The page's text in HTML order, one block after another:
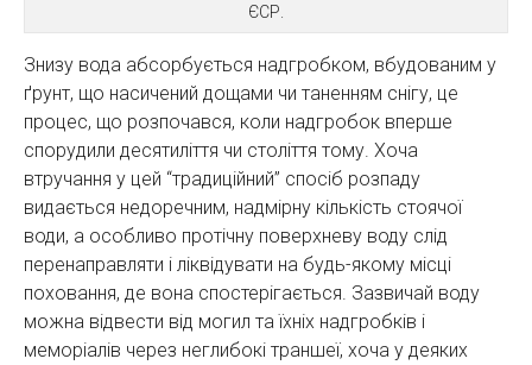
ЄСР.
Знизу вода абсорбується надгробком, вбудованим у
ґрунт, що насичений дощами чи таненням снігу, це
процес, що розпочався, коли надгробок вперше
спорудили десятиліття чи століття тому. Хоча
втручання у цей “традиційний” спосіб розпаду
видається недоречним, надмірну кількість стоячої
води, а особливо протічну поверхневу воду слід
перенаправляти і ліквідувати на будь-якому місці
поховання, де вона спостерігається. Зазвичай воду
можна відвести від могил та їхніх надгробків і
меморіалів через неглибокі траншеї, хоча у деяких